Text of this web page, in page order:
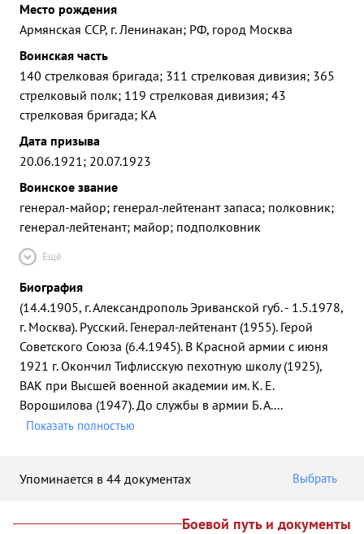
Место рождения
Армянская ССР, г. Ленинакан; РФ, город Москва
Воинская часть
140 стрелковая бригада; 311 стрелковая дивизия; 365
стрелковый полк; 119 стрелковая дивизия; 43
стрелковая бригада; КА
Дата призыва
20.06.1921; 20.07.1923
Воинское звание
генерал-майор; генерал-лейтенант запаса; полковник;
генерал-лейтенант; майор; подполковник
Ещё
Биография
(14.4.1905, г. Александрополь Эриванской губ. - 1.5.1978,
г. Москва). Русский. Генерал-лейтенант (1955). Герой
Советского Союза (6.4.1945). В Красной армии с июня
1921 г. Окончил Тифлисскую пехотную школу (1925),
ВАК при Высшей военной академии им. К. Е.
Ворошилова (1947). До службы в армии Б. А....
Показать полностью
Упоминается в 44 документах Выбрать
Боевой путь и документы